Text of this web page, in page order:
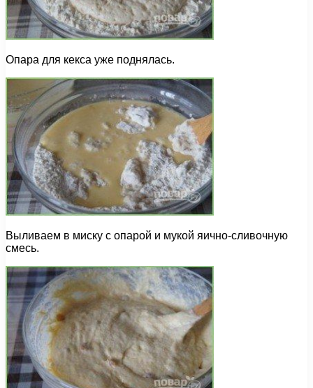
Опара для кекса уже поднялась.
Выливаем в миску с опарой и мукой яично-сливочную
смесь.